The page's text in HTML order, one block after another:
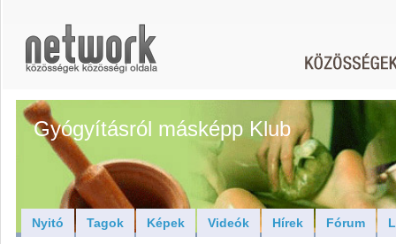
Gyógyításról másképp Klub
Nyitó Tagok Képek Videók Hírek Fórum